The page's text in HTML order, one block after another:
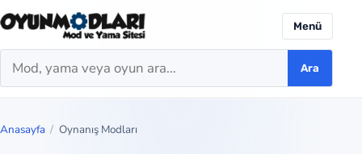
Ara Ara
Menü
Anasayfa Oynanış Modları